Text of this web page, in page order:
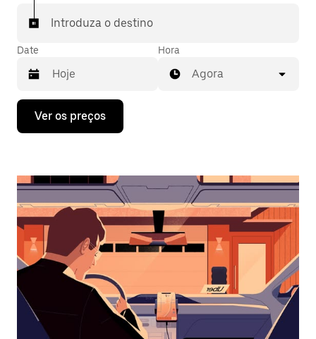
Introduza o destino
Date
Prima
tecla
interagir
o
calendário
selecionar
uma
data.
Prima
o
botão
Hora
Agora
Ver os preços